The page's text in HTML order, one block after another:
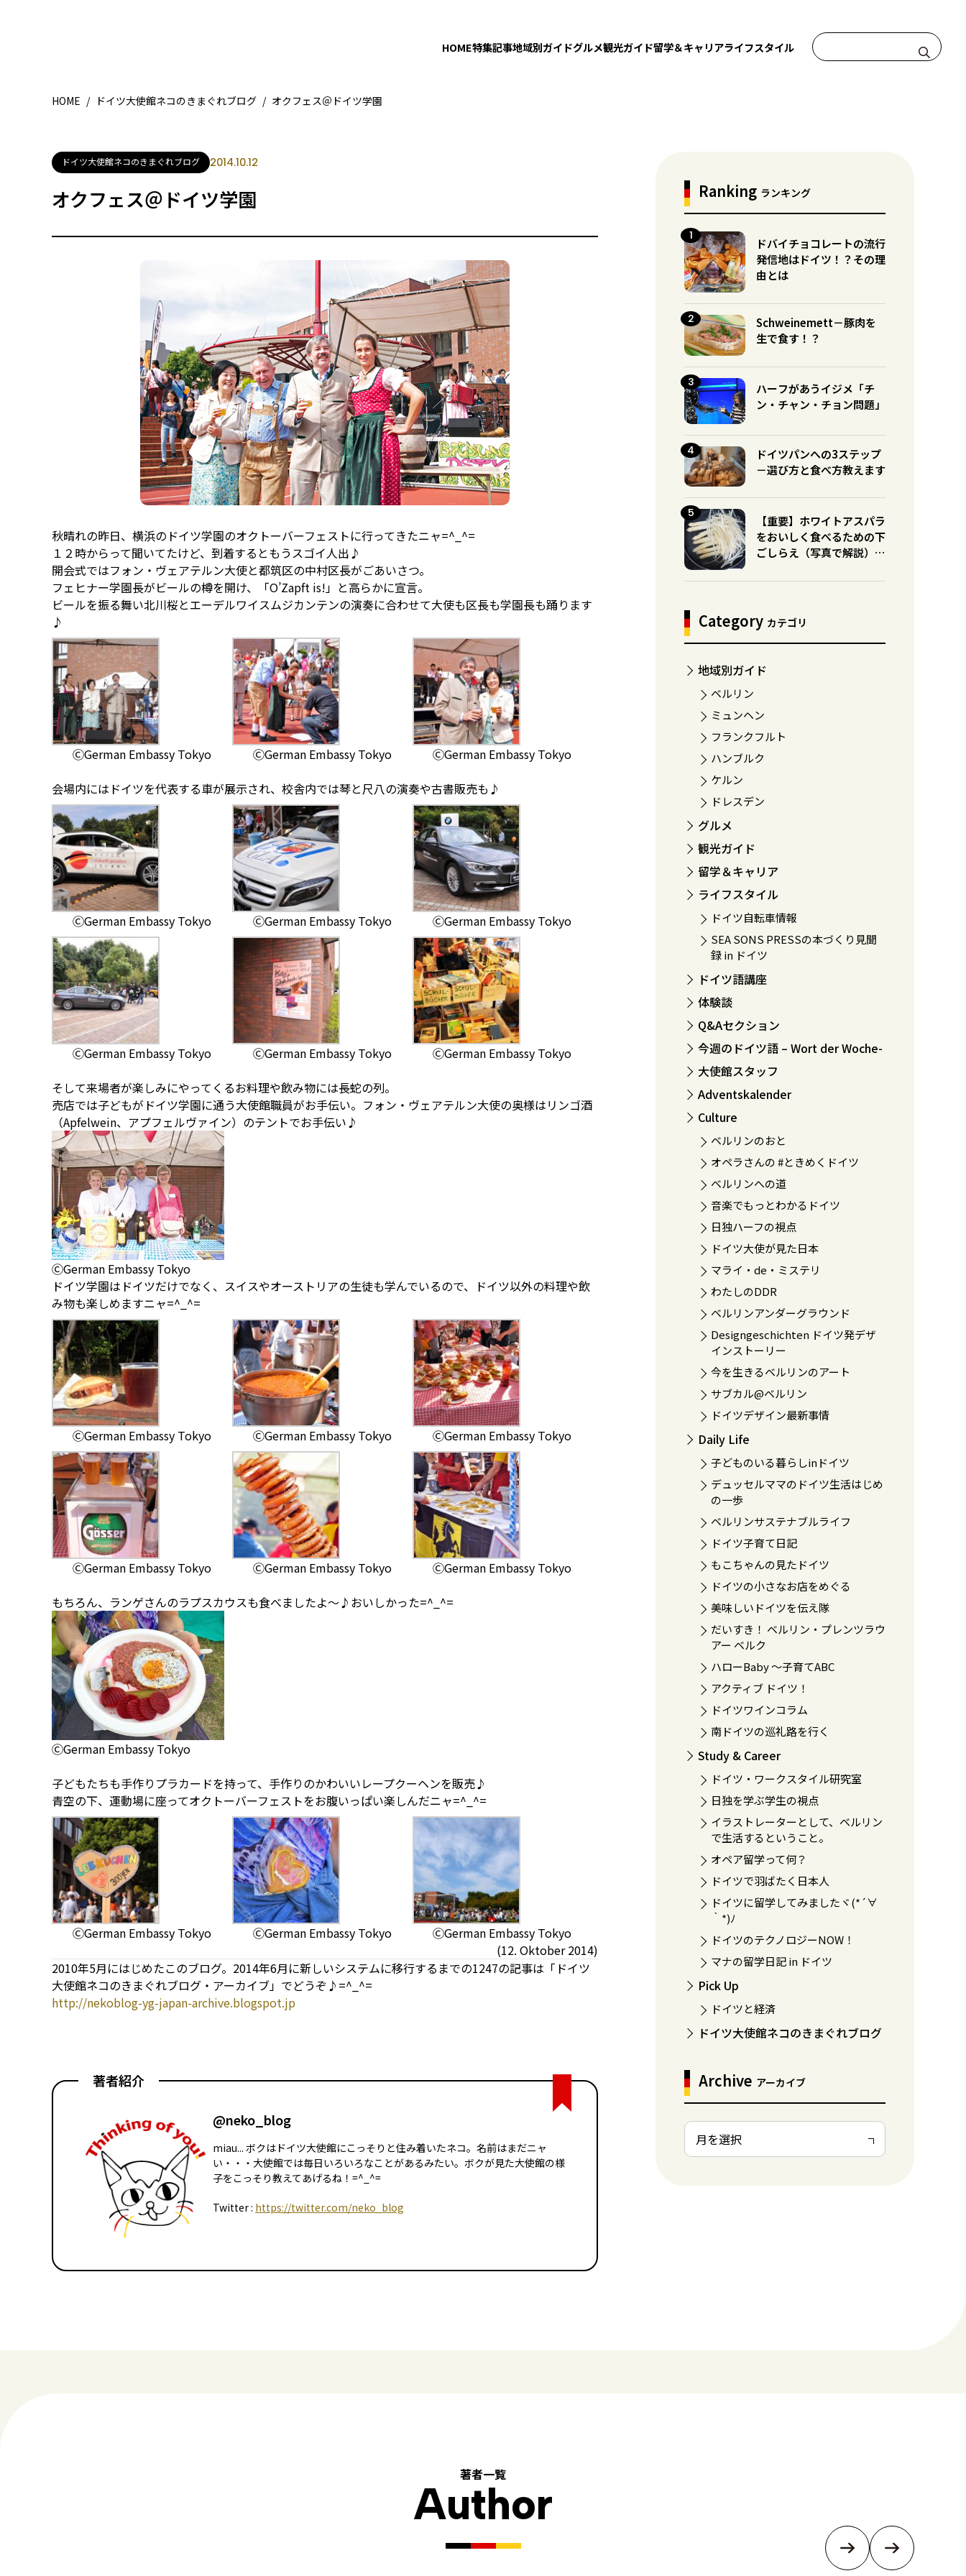
HOME特集記事地域別ガイドグルメ観光ガイド留学＆キャリアライフスタイル
HOME / ドイツ大使館ネコのきまぐれブログ / オクフェス＠ドイツ学園
ドイツ大使館ネコのきまぐれブログ 2014.10.12
オクフェス＠ドイツ学園
秋晴れの昨日、横浜のドイツ学園のオクトーバーフェストに行ってきたニャ=^_^=
１２時からって聞いてたけど、到着するともうスゴイ人出♪
開会式ではフォン・ヴェアテルン大使と都筑区の中村区長がごあいさつ。
フェヒナー学園長がビールの樽を開け、「O’Zapft is!」と高らかに宣言。
ビールを振る舞い北川桜とエーデルワイスムジカンテンの演奏に合わせて大使も区長も学園長も踊ります
♪
ⒸGerman Embassy Tokyo ⒸGerman Embassy Tokyo
ⒸGerman Embassy Tokyo
会場内にはドイツを代表する車が展示され、校舎内では琴と尺八の演奏や古書販売も♪
ⒸGerman Embassy Tokyo ⒸGerman Embassy Tokyo ⒸGerman Embassy Tokyo
ⒸGerman Embassy Tokyo ⒸGerman Embassy Tokyo
ⒸGerman Embassy Tokyo
そして来場者が楽しみにやってくるお料理や飲み物には長蛇の列。
売店では子どもがドイツ学園に通う大使館職員がお手伝い。フォン・ヴェアテルン大使の奥様はリンゴ酒
（Apfelwein、アプフェルヴァイン）のテントでお手伝い♪
ⒸGerman Embassy Tokyo
ドイツ学園はドイツだけでなく、スイスやオーストリアの生徒も学んでいるので、ドイツ以外の料理や飲
み物も楽しめますニャ=^_^=
ⒸGerman Embassy Tokyo ⒸGerman Embassy Tokyo ⒸGerman Embassy Tokyo
ⒸGerman Embassy Tokyo ⒸGerman Embassy Tokyo
ⒸGerman Embassy Tokyo
もちろん、ランゲさんのラプスカウスも食べましたよ〜♪おいしかった=^_^=
ⒸGerman Embassy Tokyo
子どもたちも手作りプラカードを持って、手作りのかわいいレープクーヘンを販売♪
青空の下、運動場に座ってオクトーバーフェストをお腹いっぱい楽しんだニャ=^_^=
ⒸGerman Embassy Tokyo ⒸGerman Embassy Tokyo
ⒸGerman Embassy Tokyo
(12. Oktober 2014)
2010年5月にはじめたこのブログ。2014年6月に新しいシステムに移行するまでの1247の記事は「ドイツ
大使館ネコのきまぐれブログ・アーカイブ」でどうぞ♪=^_^=
http://nekoblog-yg-japan-archive.blogspot.jp
著者紹介
@neko_blog
miau... ボクはドイツ大使館にこっそりと住み着いたネコ。名前はまだニャ
い・・・大使館では毎日いろいろなことがあるみたい。ボクが見た大使館の様
子をこっそり教えてあげるね！=^_^=
Twitter : https://twitter.com/neko_blog
Ranking ランキング
ドバイチョコレートの流行
発信地はドイツ！？その理
由とは
Schweinemett－豚肉を
生で食す！？
ハーフがあうイジメ「チ
ン・チャン・チョン問題」
ドイツパンへの3ステップ
－選び方と食べ方教えます
【重要】ホワイトアスパラ
をおいしく食べるための下
ごしらえ（写真で解説）※
Category カテゴリ
地域別ガイド
ベルリン
ミュンヘン
フランクフルト
ハンブルク
ケルン
ドレスデン
グルメ
観光ガイド
留学＆キャリア
ライフスタイル
ドイツ自転車情報
SEA SONS PRESSの本づくり見聞
録 in ドイツ
ドイツ語講座
体験談
Q&Aセクション
今週のドイツ語 – Wort der Woche-
大使館スタッフ
Adventskalender
Culture
ベルリンのおと
オペラさんの #ときめくドイツ
ベルリンへの道
音楽でもっとわかるドイツ
日独ハーフの視点
ドイツ大使が見た日本
マライ・de・ミステリ
わたしのDDR
ベルリンアンダーグラウンド
Designgeschichten ドイツ発デザ
インストーリー
今を生きるベルリンのアート
サブカル@ベルリン
ドイツデザイン最新事情
Daily Life
子どものいる暮らしinドイツ
デュッセルママのドイツ生活はじめ
の一歩
ベルリンサステナブルライフ
ドイツ子育て日記
もこちゃんの見たドイツ
ドイツの小さなお店をめぐる
美味しいドイツを伝え隊
だいすき！ ベルリン・プレンツラウ
アー ベルク
ハローBaby 〜子育てABC
アクティブ ドイツ！
ドイツワインコラム
南ドイツの巡礼路を行く
Study & Career
ドイツ・ワークスタイル研究室
日独を学ぶ学生の視点
イラストレーターとして、ベルリン
で生活するということ。
オペア留学って何？
ドイツで羽ばたく日本人
ドイツに留学してみましたヾ(*´∀
｀*)ﾉ
ドイツのテクノロジーNOW！
マナの留学日記 in ドイツ
Pick Up
ドイツと経済
ドイツ大使館ネコのきまぐれブログ
Archive アーカイブ
著者一覧
Author